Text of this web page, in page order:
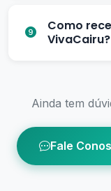
Como
VivaCairu?
Ainda tem
Fale